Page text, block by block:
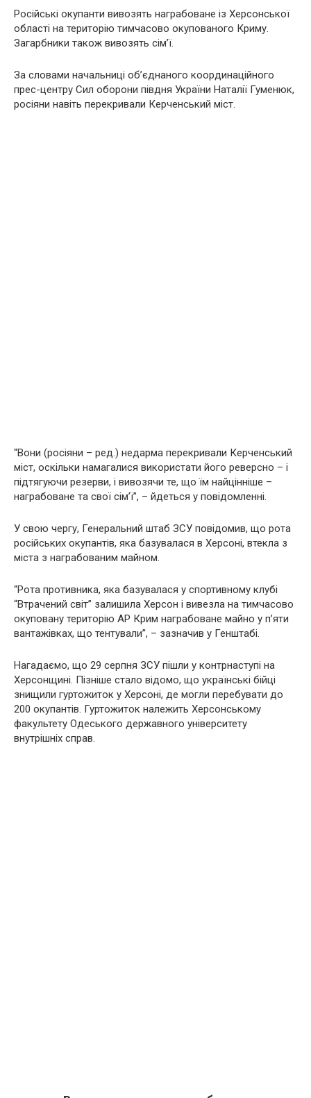
Російські окупанти вивозять награбоване із Херсонської
області на територію тимчасово окупованого Криму.
Загарбники також вивозять сім’ї.
За словами начальниці об’єднаного координаційного
прес-центру Сил оборони півдня України Наталії Гуменюк,
росіяни навіть перекривали Керченський міст.
“Вони (росіяни – ред.) недарма перекривали Керченський
міст, оскільки намагалися використати його реверсно – і
підтягуючи резерви, і вивозячи те, що їм найцінніше –
награбоване та свої сім’ї”, – йдеться у повідомленні.
У свою чергу, Генеральний штаб ЗСУ повідомив, що рота
російських окупантів, яка базувалася в Херсоні, втекла з
міста з награбованим майном.
“Рота противника, яка базувалася у спортивному клубі
“Втрачений світ” залишила Херсон і вивезла на тимчасово
окуповану територію АР Крим награбоване майно у п’яти
вантажівках, що тентували”, – зазначив у Генштабі.
Нагадаємо, що 29 серпня ЗСУ пішли у контрнаступі на
Херсонщині. Пізніше стало відомо, що українські бійці
знищили гуртожиток у Херсоні, де могли перебувати до
200 окупантів. Гуртожиток належить Херсонському
факультету Одеського державного університету
внутрішніх справ.